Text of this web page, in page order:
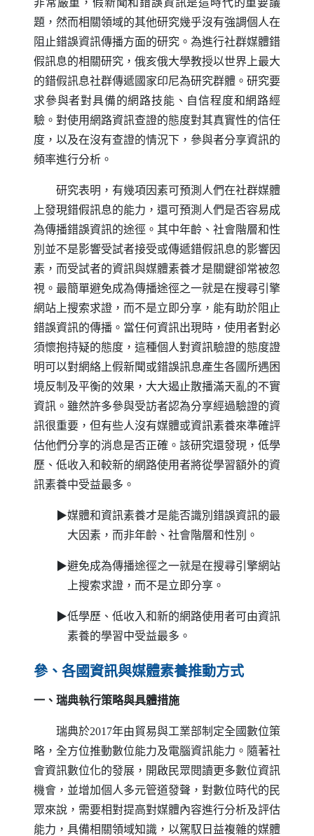
題，然而相關領域的其他研究幾乎沒有強調個人在
阻止錯誤資訊傳播方面的研究。為進行社群媒體錯
假訊息的相關研究，俄亥俄大學教授以世界上最大
的錯假訊息社群傳遞國家印尼為研究群體。研究要
求參與者對具備的網路技能、自信程度和網路經
驗。對使用網路資訊查證的態度對其真實性的信任
度，以及在沒有查證的情況下，參與者分享資訊的
頻率進行分析。
研究表明，有幾項因素可預測人們在社群媒體
上發現錯假訊息的能力，還可預測人們是否容易成
為傳播錯誤資訊的途徑。其中年齡、社會階層和性
別並不是影響受試者接受或傳遞錯假訊息的影響因
素，而受試者的資訊與媒體素養才是關鍵卻常被忽
視。最簡單避免成為傳播途徑之一就是在搜尋引擎
網站上搜索求證，而不是立即分享，能有助於阻止
錯誤資訊的傳播。當任何資訊出現時，使用者對必
須懷抱持疑的態度，這種個人對資訊驗證的態度證
明可以對網絡上假新聞或錯誤訊息產生各國所遇困
境反制及平衡的效果，大大遏止散播滿天亂的不實
資訊。雖然許多參與受訪者認為分享經過驗證的資
訊很重要，但有些人沒有媒體或資訊素養來準確評
估他們分享的消息是否正確。該研究還發現，低學
歷、低收入和較新的網路使用者將從學習額外的資
訊素養中受益最多。
▶媒體和資訊素養才是能否識別錯誤資訊的最
大因素，而非年齡、社會階層和性別。
▶避免成為傳播途徑之一就是在搜尋引擎網站
上搜索求證，而不是立即分享。
▶低學歷、低收入和新的網路使用者可由資訊
素養的學習中受益最多。
參、各國資訊與媒體素養推動方式
一、瑞典執行策略與具體措施
瑞典於2017年由貿易與工業部制定全國數位策
略，全方位推動數位能力及電腦資訊能力。隨著社
會資訊數位化的發展，開啟民眾閱讀更多數位資訊
機會，並增加個人多元管道發聲，對數位時代的民
眾來說，需要相對提高對媒體內容進行分析及評估
能力，具備相關領域知識，以駕馭日益複雜的媒體